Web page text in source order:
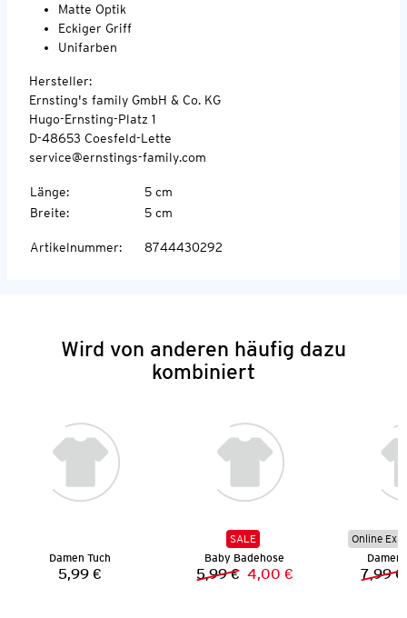
Matte Optik
Eckiger Griff
Unifarben
Hersteller:
Ernsting's family GmbH & Co. KG
Hugo-Ernsting-Platz 1
D-48653 Coesfeld-Lette
service@ernstings-family.com
Länge:
5 cm
Breite: 5 cm
Artikelnummer: 8744430292
Wird von anderen häufig dazu
kombiniert
Damen Tuch
Preis:
5,99 €
SALE
Baby Badehose
Vorheriger Preis:
5,99 € Neuer Preis:
4,00 €
Online
Damen
7,99 €